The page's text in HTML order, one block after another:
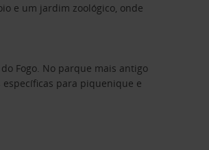
e um jardim zoológico, onde
Fogo. No parque mais antigo
para piquenique e